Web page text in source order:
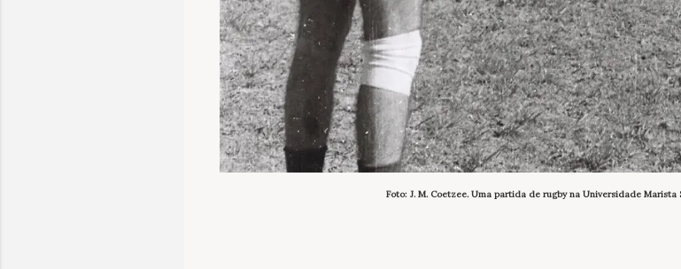
Foto: J. M. Coetzee. Uma partida de rugby na Universidade Marista